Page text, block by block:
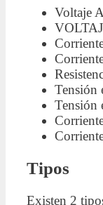
Voltaje
Tensión
Tensión
Tipos
Existen 2